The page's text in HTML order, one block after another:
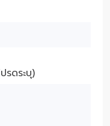
รดระบุ)